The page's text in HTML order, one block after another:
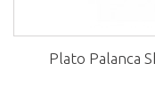
Plato Palanca